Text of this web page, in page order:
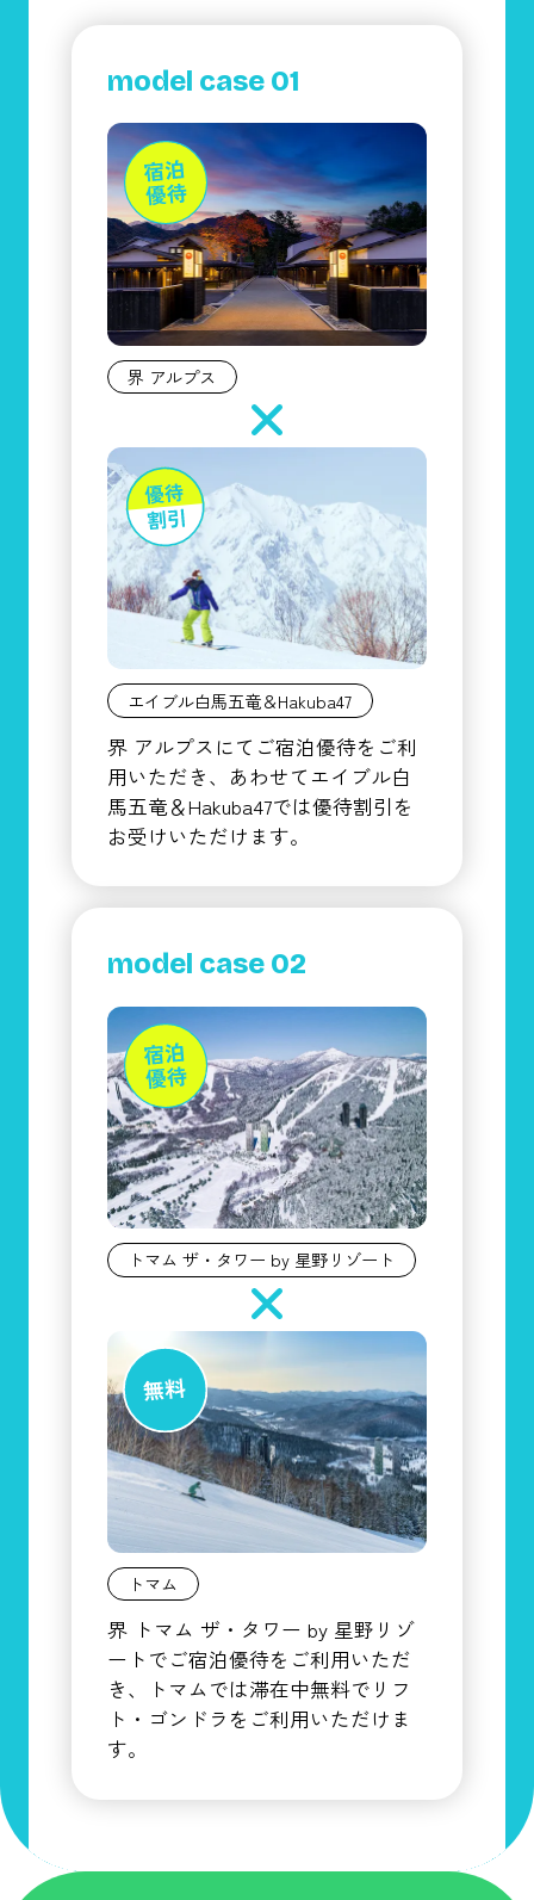
model case 01
界 アルプス
エイブル白馬五竜＆Hakuba47
界 アルプスにてご宿泊優待をご利
用いただき、あわせてエイブル白
馬五竜＆Hakuba47では優待割引を
お受けいただけます。
model case 02
トマム ザ・タワー by 星野リゾート
トマム
界 トマム ザ・タワー by 星野リゾ
ートでご宿泊優待をご利用いただ
き、トマムでは滞在中無料でリフ
ト・ゴンドラをご利用いただけま
す。